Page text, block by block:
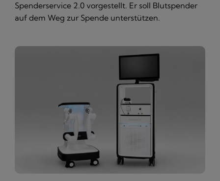
Spenderservice 2.0 vorgestellt. Er soll Blutspender
auf dem Weg zur Spende unterstützen.